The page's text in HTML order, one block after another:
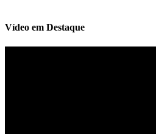
Vídeo em Destaque